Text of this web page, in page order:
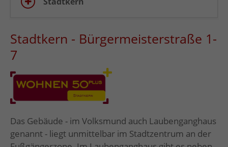
Stadtkern - Bürgermeisterstraße 1-
7
Das Gebäude - im Volksmund auch Laubenganghaus
genannt - liegt unmittelbar im Stadtzentrum an der